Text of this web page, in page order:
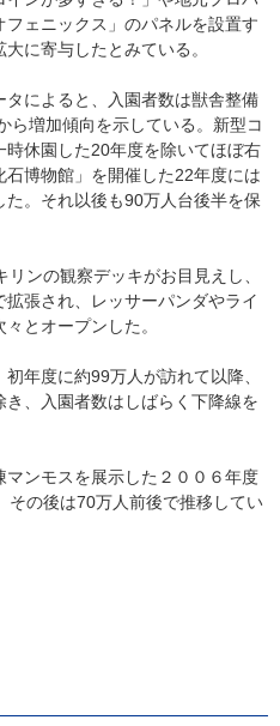
ェニックス」のパネルを設置す
に寄与したとみている。
によると、入園者数は獣舎整備
ら増加傾向を示している。新型コ
休園した20年度を除いてほぼ右
博物館」を開催した22年度には
。それ以後も90万人台後半を保
ンの観察デッキがお目見えし、
張され、レッサーパンダやライ
とオープンした。
年度に約99万人が訪れて以降、
、入園者数はしばらく下降線を
ンモスを展示した２００６年度
その後は70万人前後で推移してい